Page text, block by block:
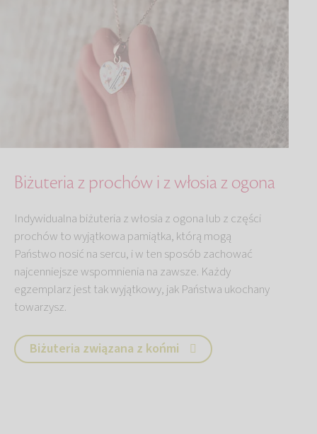
Biżuteria z prochów i z włosia z ogona
Indywidualna biżuteria z włosia z ogona lub z części
prochów to wyjątkowa pamiątka, którą mogą
Państwo nosić na sercu, i w ten sposób zachować
najcenniejsze wspomnienia na zawsze. Każdy
egzemplarz jest tak wyjątkowy, jak Państwa ukochany
towarzysz.
Biżuteria związana z końmi